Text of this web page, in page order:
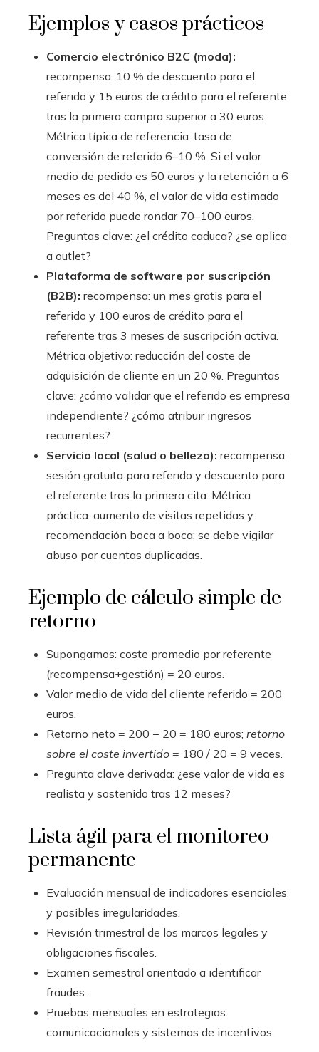
Ejemplos y casos prácticos
Comercio electrónico B2C (moda):
recompensa: 10 % de descuento para el
referido y 15 euros de crédito para el referente
tras la primera compra superior a 30 euros.
Métrica típica de referencia: tasa de
conversión de referido 6–10 %. Si el valor
medio de pedido es 50 euros y la retención a 6
meses es del 40 %, el valor de vida estimado
por referido puede rondar 70–100 euros.
Preguntas clave: ¿el crédito caduca? ¿se aplica
a outlet?
Plataforma de software por suscripción
(B2B): recompensa: un mes gratis para el
referido y 100 euros de crédito para el
referente tras 3 meses de suscripción activa.
Métrica objetivo: reducción del coste de
adquisición de cliente en un 20 %. Preguntas
clave: ¿cómo validar que el referido es empresa
independiente? ¿cómo atribuir ingresos
recurrentes?
Servicio local (salud o belleza): recompensa:
sesión gratuita para referido y descuento para
el referente tras la primera cita. Métrica
práctica: aumento de visitas repetidas y
recomendación boca a boca; se debe vigilar
abuso por cuentas duplicadas.
Ejemplo de cálculo simple de
retorno
Supongamos: coste promedio por referente
(recompensa+gestión) = 20 euros.
Valor medio de vida del cliente referido = 200
euros.
Retorno neto = 200 − 20 = 180 euros; retorno
sobre el coste invertido = 180 / 20 = 9 veces.
Pregunta clave derivada: ¿ese valor de vida es
realista y sostenido tras 12 meses?
Lista ágil para el monitoreo
permanente
Evaluación mensual de indicadores esenciales
y posibles irregularidades.
Revisión trimestral de los marcos legales y
obligaciones fiscales.
Examen semestral orientado a identificar
fraudes.
Pruebas mensuales en estrategias
comunicacionales y sistemas de incentivos.